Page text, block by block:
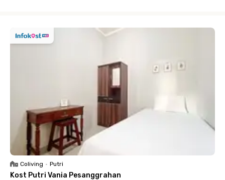
Coliving • Putri
Kost Putri Vania Pesanggrahan